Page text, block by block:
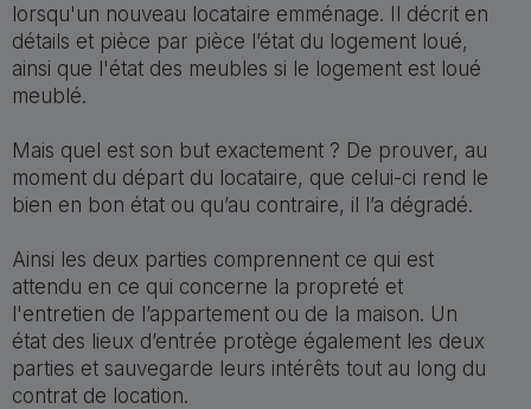
lorsqu'un nouveau locataire emménage. Il décrit en
détails et pièce par pièce l’état du logement loué,
ainsi que l'état des meubles si le logement est loué
meublé.
Mais quel est son but exactement ? De prouver, au
moment du départ du locataire, que celui-ci rend le
bien en bon état ou qu’au contraire, il l’a dégradé.
Ainsi les deux parties comprennent ce qui est
attendu en ce qui concerne la propreté et
l'entretien de l’appartement ou de la maison. Un
état des lieux d’entrée protège également les deux
parties et sauvegarde leurs intérêts tout au long du
contrat de location.